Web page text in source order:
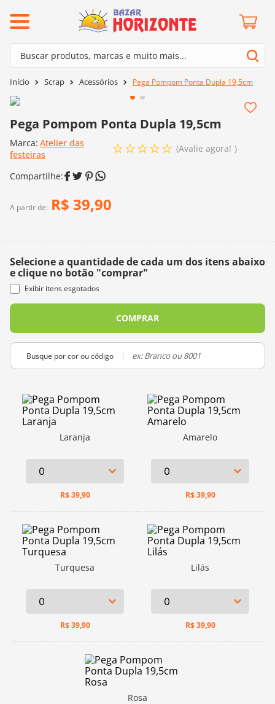
Buscar produtos, marcas e muito mais...
Scrap Acessórios Pega Pompom Ponta Dupla 19,5cm
Pega Pompom Ponta Dupla 19,5cm
Marca: Atelier das
festeiras
Avalie agora!
A partir de: R$ 39,90
Selecione a quantidade de cada um dos itens abaixo
e clique no botão "comprar"
Exibir itens esgotados
COMPRAR
Busque por cor ou código
Laranja
R$39,90
Amarelo
R$39,90
Turquesa
R$39,90
Lilás
R$39,90
Rosa
Termos mais buscados
kit amigurumi
4º
5º fio amigurumi
lã cisne
9º dmc
10º charme
mais buscados
barroco
mollet
kit amigurumi
agulha crochê
fio amigurumi
euroroma
charme